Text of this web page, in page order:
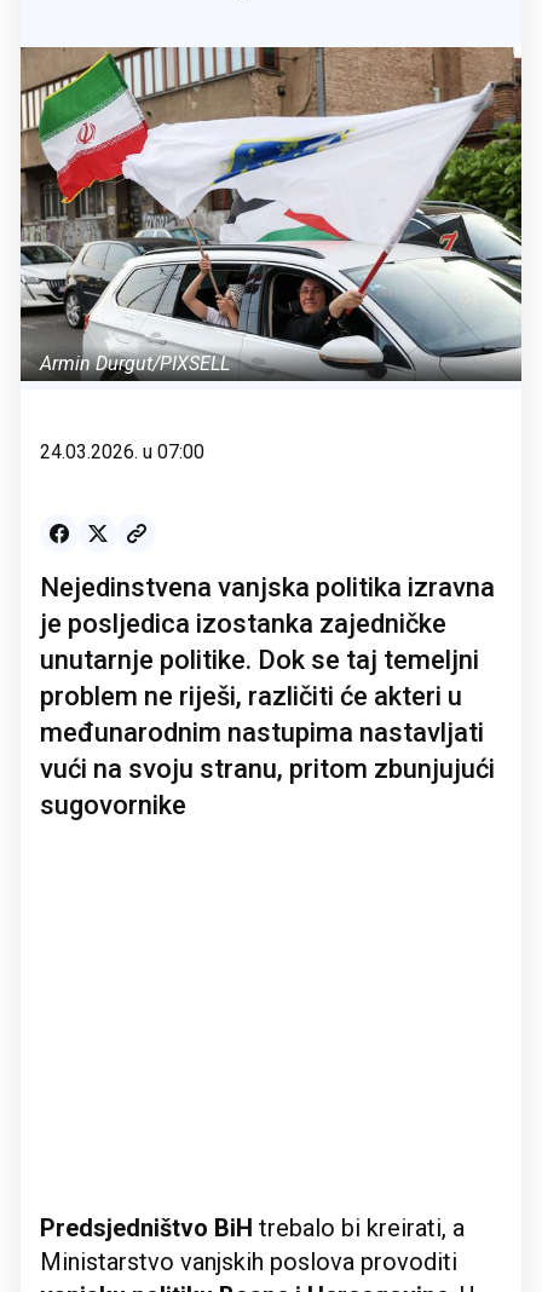
Armin Durgut/PIXSELL
24.03.2026. u 07:00
Nejedinstvena vanjska politika izravna
je posljedica izostanka zajedničke
unutarnje politike. Dok se taj temeljni
problem ne riješi, različiti će akteri u
međunarodnim nastupima nastavljati
vući na svoju stranu, pritom zbunjujući
sugovornike
Predsjedništvo BiH trebalo bi kreirati, a
Ministarstvo vanjskih poslova provoditi